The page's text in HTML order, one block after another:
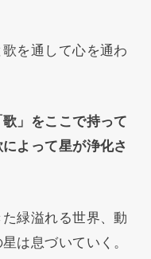
を通して心を通わ
」をここで持って
よって星が浄化さ
緑溢れる世界、動
は息づいていく。